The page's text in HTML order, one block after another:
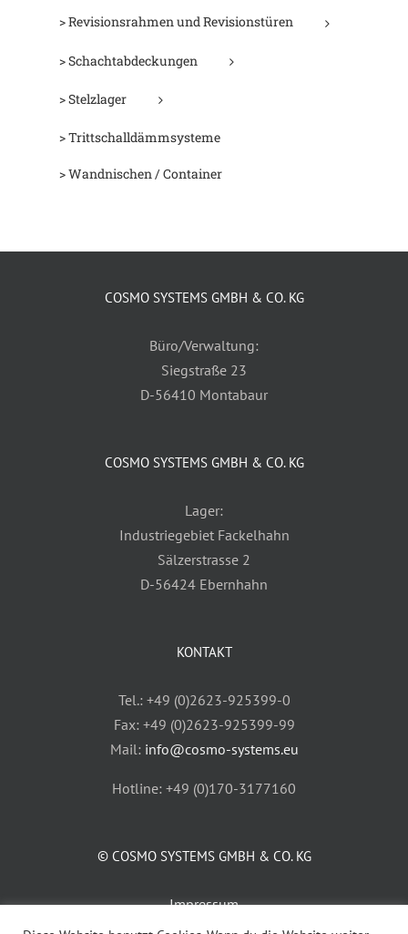
> Revisionsrahmen und Revisionstüren
> Schachtabdeckungen
> Stelzlager
> Trittschalldämmsysteme
> Wandnischen / Container
COSMO SYSTEMS GMBH & CO. KG
Büro/Verwaltung:
Siegstraße 23
D-56410 Montabaur
COSMO SYSTEMS GMBH & CO. KG
Lager:
Industriegebiet Fackelhahn
Sälzerstrasse 2
D-56424 Ebernhahn
KONTAKT
Tel.: +49 (0)2623-925399-0
Fax: +49 (0)2623-925399-99
Mail: info@cosmo-systems.eu
Hotline: +49 (0)170-3177160
© COSMO SYSTEMS GMBH & CO. KG
Impressum
AGB